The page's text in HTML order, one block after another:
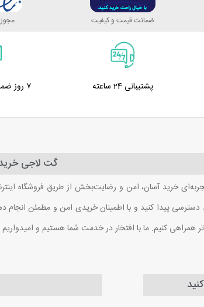
ضمانت قیمت و کیفیت
پشتیبانی 24 ساعته ۷ روز ضمانت بازگشت کالا
گت لاجی
خرید آسان، امن و رضایت‌بخش از طریق فروشگاه
دسترسی پیدا کنید و با اطمینان خریدی امن و مطمئن انجام
همراهی کنیم. ما با افتخار در خدمت شما هستیم و